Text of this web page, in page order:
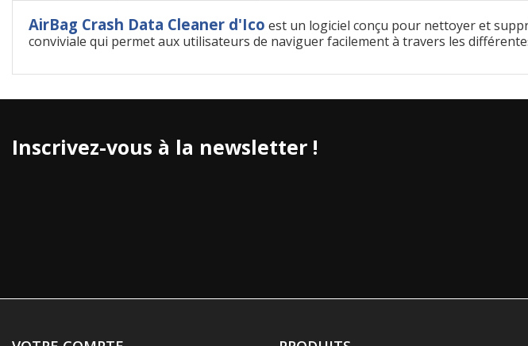
AirBag Crash Data Cleaner d'Ico est un logiciel conçu pour nettoyer et
conviviale qui permet aux utilisateurs de naviguer facilement à travers les
Inscrivez-vous à la newsletter !